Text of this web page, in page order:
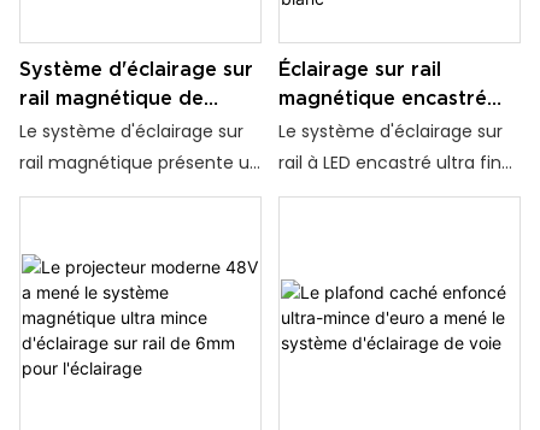
Ce système est parfait pour
créer un éclairage ambiant
dans des environnements
résidentiels, commerciaux
ou de bureau
bureaux haut de gamme, il
ajoute une touche
d'élégance et de chaleur à
n'importe quel
environnement.
Système d'éclairage sur
rail magnétique de
conception moderne,
éclairage à haute
commerciaux
Le système d'éclairage sur
rail magnétique présente un
design élégant et moderne
esthétique, ce qui en fait la
solution idéale pour les
rénovations de maison et
de projet. Que ce soit pour
des espaces résidentiels,
Éclairage sur rail
magnétique encastré
intelligent Ultra mince
Tuya zigbee 48V LED
Le système d'éclairage sur
rail à LED encastré ultra fin
au plafond caché Euro est
n'importe quel espace. Il est
conçu pour être
discrètement intégré au